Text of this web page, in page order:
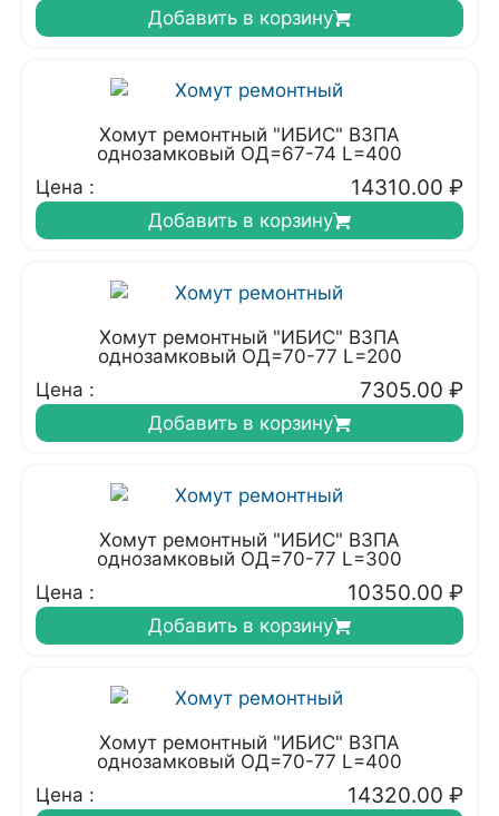
Добавить в корзину
Хомут ремонтный "ИБИС" ВЗПА
однозамковый ОД=67-74 L=400
Цена :
14310.00 ₽
Добавить в корзину
Хомут ремонтный "ИБИС" ВЗПА
однозамковый ОД=70-77 L=200
Цена :
7305.00 ₽
Добавить в корзину
Хомут ремонтный "ИБИС" ВЗПА
однозамковый ОД=70-77 L=300
Цена :
10350.00 ₽
Добавить в корзину
Хомут ремонтный "ИБИС" ВЗПА
однозамковый ОД=70-77 L=400
Цена :
14320.00 ₽